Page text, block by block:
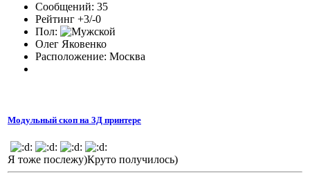
Сообщений: 35
Рейтинг +3/-0
Пол:
Олег Яковенко
Расположение: Москва
Модульный скоп на 3Д принтере
Я тоже послежу)Круто получилось)